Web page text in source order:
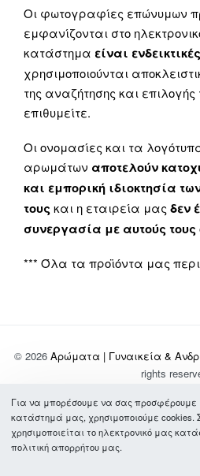
Οι φωτογραφίες επώνυμων
εμφανίζονται στο
κατάστημα είναι ενδεικτικές
χρησιμοποιούνται
της αναζήτησης και
επιθυμείτε.
Οι ονομασίες και τα
αρωμάτων αποτελούν
και εμπορική ιδιοκτησία
τους και η εταιρεία μας δεν
συνεργασία με αυτούς τους
*** Όλα τα προϊόντα μας
© 2026 Αρώματα | Γυναικεία &
rights
Σχετικά με
Τρόποι Πληρωμής
Συχνές
Για να μπορέσουμε να σας προσφέρουμε
κατάστημά μας, χρησιμοποιούμε cookies.
χρησιμοποιείται το ηλεκτρονικό μας
πολιτική απορρήτου μας.